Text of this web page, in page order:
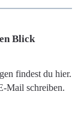
Blick
findest du hier.
Mail schreiben.